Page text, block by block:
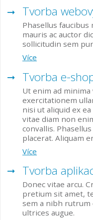
Tvorba
Phasellus
mauris ac auctor
sollicitudin sem
Více
Tvorba e-
Ut enim ad
exercitationem
nisi ut aliquid ex
vitae diam non
convallis.
placerat. Aliquam
Více
Tvorba
Donec vitae arcu.
pretium sit amet,
sem a nibh rutrum
ultrices augue.